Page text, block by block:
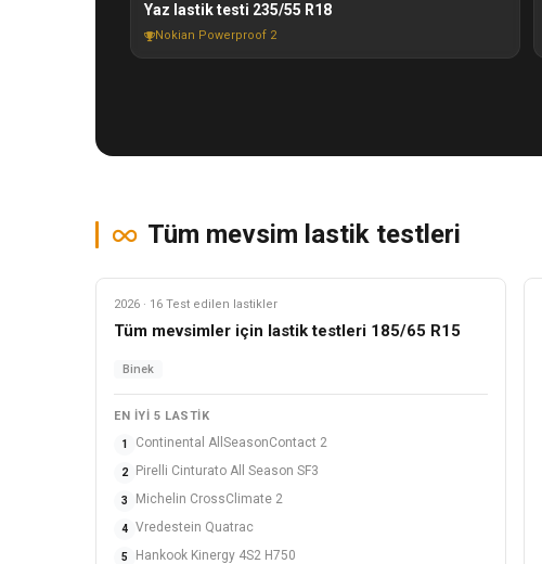
Yaz lastik testi 235/55 R18
Nokian Powerproof 2
Tüm mevsim lastik testleri
2026 · 16 Test edilen lastikler
Tüm mevsimler için lastik testleri 185/65 R15
Binek
EN IYI 5 LASTIK
1 Continental AllSeasonContact 2
2 Pirelli Cinturato All Season SF3
3 Michelin CrossClimate 2
4 Vredestein Quatrac
5 Hankook Kinergy 4S2 H750